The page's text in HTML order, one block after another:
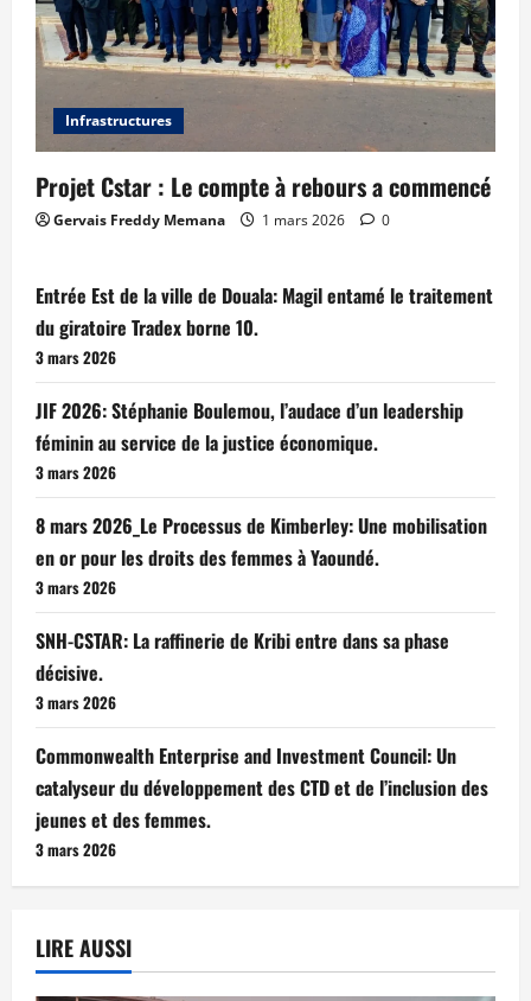
Infrastructures
Projet Cstar : Le compte à rebours a commencé
Gervais Freddy Memana 1 mars 2026 0
Entrée Est de la ville de Douala: Magil entamé le traitement
du giratoire Tradex borne 10.
3 mars 2026
JIF 2026: Stéphanie Boulemou, l’audace d’un leadership
féminin au service de la justice économique.
3 mars 2026
8 mars 2026_Le Processus de Kimberley: Une mobilisation
en or pour les droits des femmes à Yaoundé.
3 mars 2026
SNH-CSTAR: La raffinerie de Kribi entre dans sa phase
décisive.
3 mars 2026
Commonwealth Enterprise and Investment Council: Un
catalyseur du développement des CTD et de l’inclusion des
jeunes et des femmes.
3 mars 2026
LIRE AUSSI